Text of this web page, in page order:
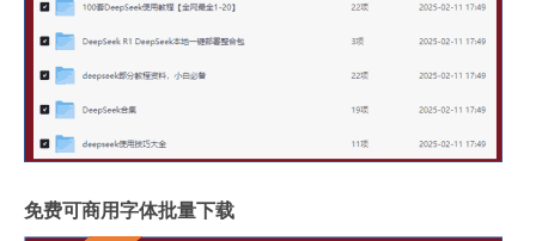
免费可商用字体批量下载